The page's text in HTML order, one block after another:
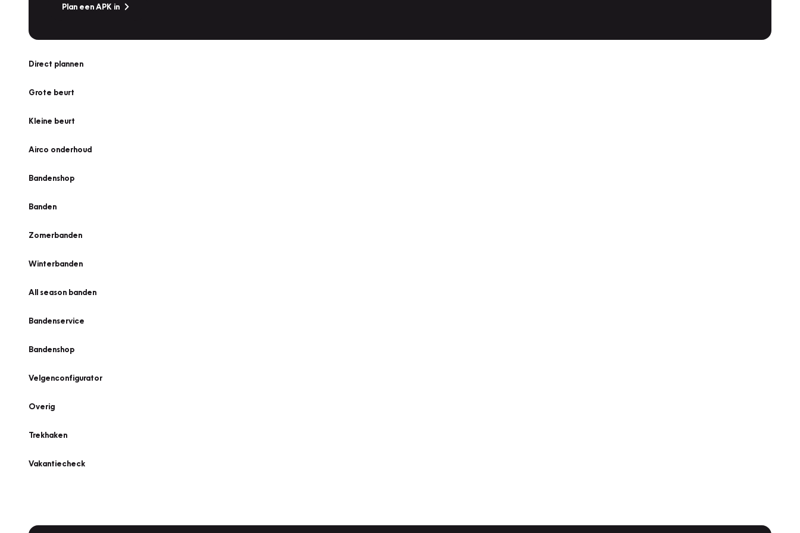
Plan een APK in
Direct plannen
Grote beurt
Kleine beurt
Airco onderhoud
Bandenshop
Banden
Zomerbanden
Winterbanden
All season banden
Bandenservice
Bandenshop
Velgenconfigurator
Overig
Trekhaken
Vakantiecheck